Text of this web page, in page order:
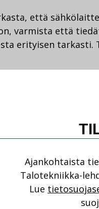
että
varmista että
erityisen tarkasti.
myös ilman
paikalle
jotka
ongelmia
asennettujen
onnistuu
on hyvä varmistaa,
Ajankohtaista
Talotekniikka-
Lue